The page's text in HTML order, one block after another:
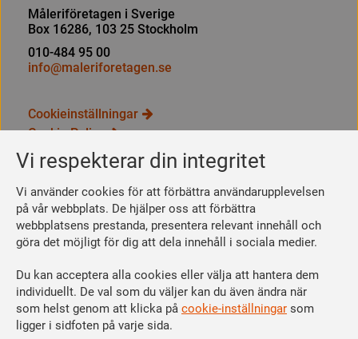
Vi respekterar din integritet
Vi använder cookies för att förbättra användarupplevelsen
på vår webbplats. De hjälper oss att förbättra
webbplatsens prestanda, presentera relevant innehåll och
göra det möjligt för dig att dela innehåll i sociala medier.
Du kan acceptera alla cookies eller välja att hantera dem
individuellt. De val som du väljer kan du även ändra när
som helst genom att klicka på cookie-inställningar som
ligger i sidfoten på varje sida.
Måleriföretagen i Sverige
Box 16286, 103 25 Stockholm
010-484 95 00
info@maleriforetagen.se
Cookieinställningar
Cookie Policy
Integritetspolicy
Bli medlem
Så här blir du medlem
Se dina förmåner
Räkna ut din medlemsavgift
Följ oss
Facebook
Linkedin